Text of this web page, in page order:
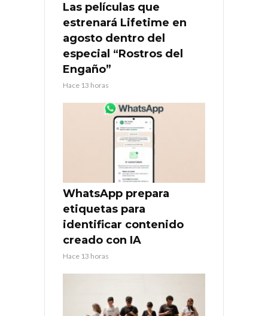
Las películas que
estrenará Lifetime en
agosto dentro del
especial “Rostros del
Engaño”
Hace 13 horas
WhatsApp prepara
etiquetas para
identificar contenido
creado con IA
Hace 13 horas